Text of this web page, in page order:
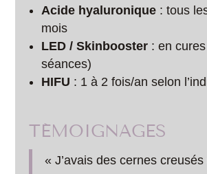
Acide hyaluronique : tous
mois
LED / Skinbooster : en
séances)
HIFU : 1 à 2 fois/an selon
TÉMOIGNAGES
« J’avais des cernes